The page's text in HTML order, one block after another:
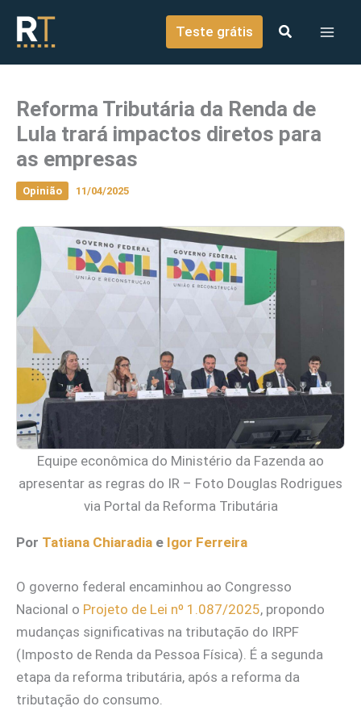
conteúdo
Teste grátis
Reforma Tributária da Renda de
Lula trará impactos diretos para
as empresas
Opinião 11/04/2025
Equipe econômica do Ministério da Fazenda ao
apresentar as regras do IR – Foto Douglas Rodrigues
via Portal da Reforma Tributária
Por Tatiana Chiaradia e Igor Ferreira
O governo federal encaminhou ao Congresso
Nacional o Projeto de Lei nº 1.087/2025, propondo
mudanças significativas na tributação do IRPF
(Imposto de Renda da Pessoa Física). É a segunda
etapa da reforma tributária, após a reforma da
tributação do consumo.